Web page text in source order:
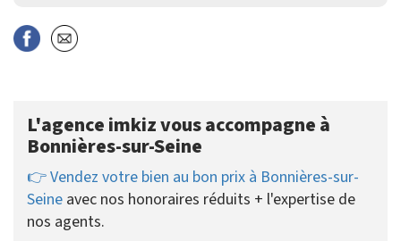
L'agence imkiz vous accompagne à
Bonnières-sur-Seine
👉 Vendez votre bien au bon prix à Bonnières-sur-
Seine avec nos honoraires réduits + l'expertise de
nos agents.